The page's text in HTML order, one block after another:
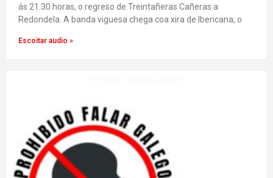
ás 21.30 horas, o regreso de Treintañeras Cañeras a
Redondela. A banda viguesa chega coa xira de Ibericana, o
Escoitar audio »